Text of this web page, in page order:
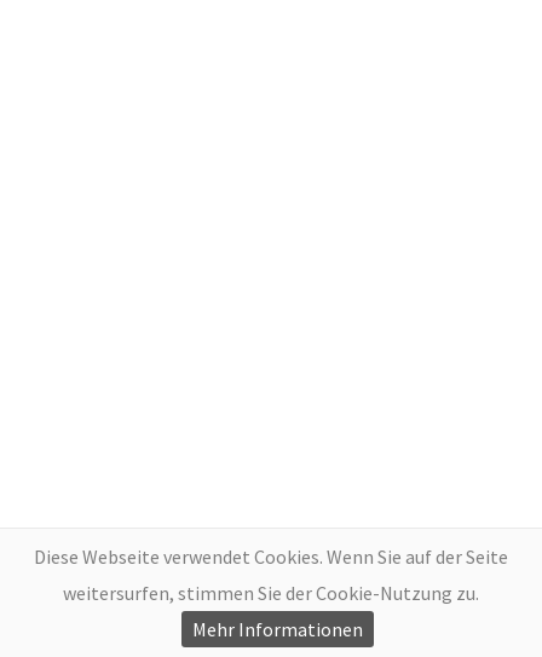
Diese Webseite verwendet Cookies. Wenn Sie auf der Seite
weitersurfen, stimmen Sie der Cookie-Nutzung zu.
Mehr Informationen